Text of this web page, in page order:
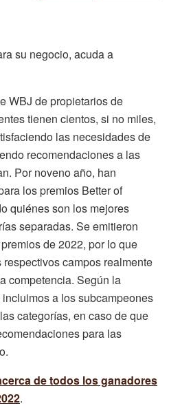
su negocio, acuda a
WBJ de propietarios de
tienen cientos, si no miles,
las necesidades de
recomendaciones a las
Por noveno año, han
los premios Better of
quiénes son los mejores
separadas. Se emitieron
de 2022, por lo que
campos realmente
competencia. Según la
a los subcampeones
categorías, en caso de que
para las
de todos los ganadores
.